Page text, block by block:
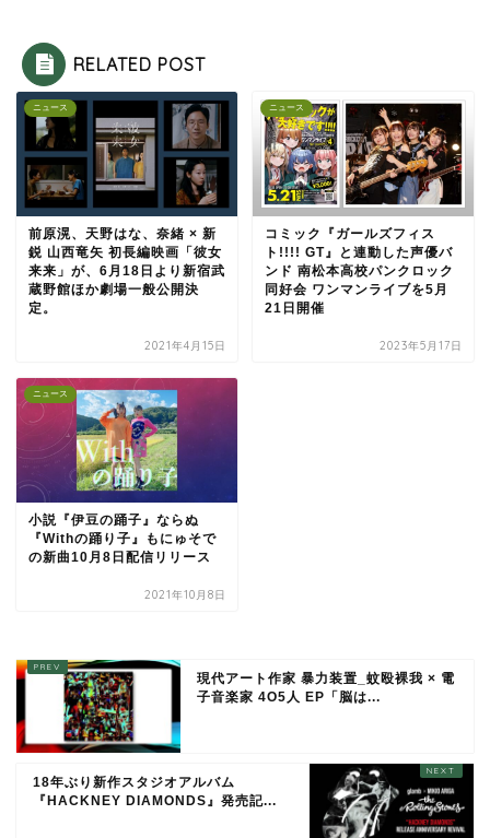
RELATED POST
ニュース
前原滉、天野はな、奈緒 × 新
鋭 山西竜矢 初長編映画「彼女
来来」が、6月18日より新宿武
蔵野館ほか劇場一般公開決
定。
2021年4月15日
ニュース
コミック『ガールズフィス
ト!!!! GT』と連動した声優バ
ンド 南松本高校パンクロック
同好会 ワンマンライブを5月
21日開催
2023年5月17日
ニュース
小説『伊豆の踊子』ならぬ
『Withの踊り子』もにゅそで
の新曲10月8日配信リリース
2021年10月8日
現代アート作家 暴力装置_蚊殴裸我 × 電
子音楽家 4O5人 EP「脳は...
18年ぶり新作スタジオアルバム
『HACKNEY DIAMONDS』発売記...